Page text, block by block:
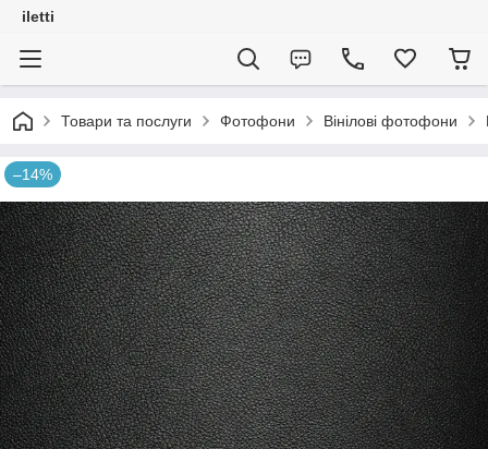
iletti
Товари та послуги Фотофони Вінілові фотофони
–14%